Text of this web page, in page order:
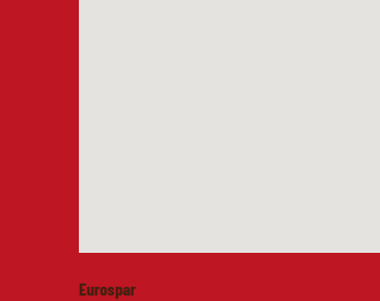
Eurospar